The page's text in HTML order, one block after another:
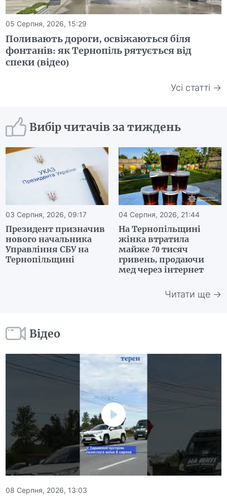
05 Серпня, 2026, 15:29
Поливають дороги, освіжаються біля
фонтанів: як Тернопіль рятується від
спеки (відео)
Усі статті →
Вибір читачів за тиждень
03 Серпня, 2026, 09:17
Президент призначив
нового начальника
Управління СБУ на
Тернопільщині
04 Серпня, 2026, 21:44
На Тернопільщині
жінка втратила
майже 70 тисяч
гривень, продаючи
мед через інтернет
Читати ще →
Відео
08 Серпня, 2026, 13:03